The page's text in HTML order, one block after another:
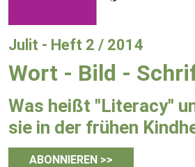
Julit - Heft 2 / 2014
Wort - Bild -
Was heißt "Literacy"
sie in der frühen
ABONNIEREN >>